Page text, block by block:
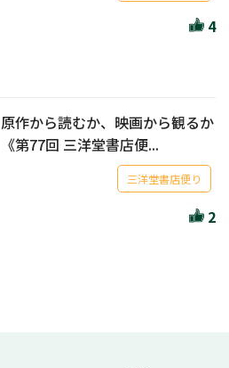
4
原作から読むか、映画から観るか
《第77回 三洋堂書店便...
三洋堂書店便り
2